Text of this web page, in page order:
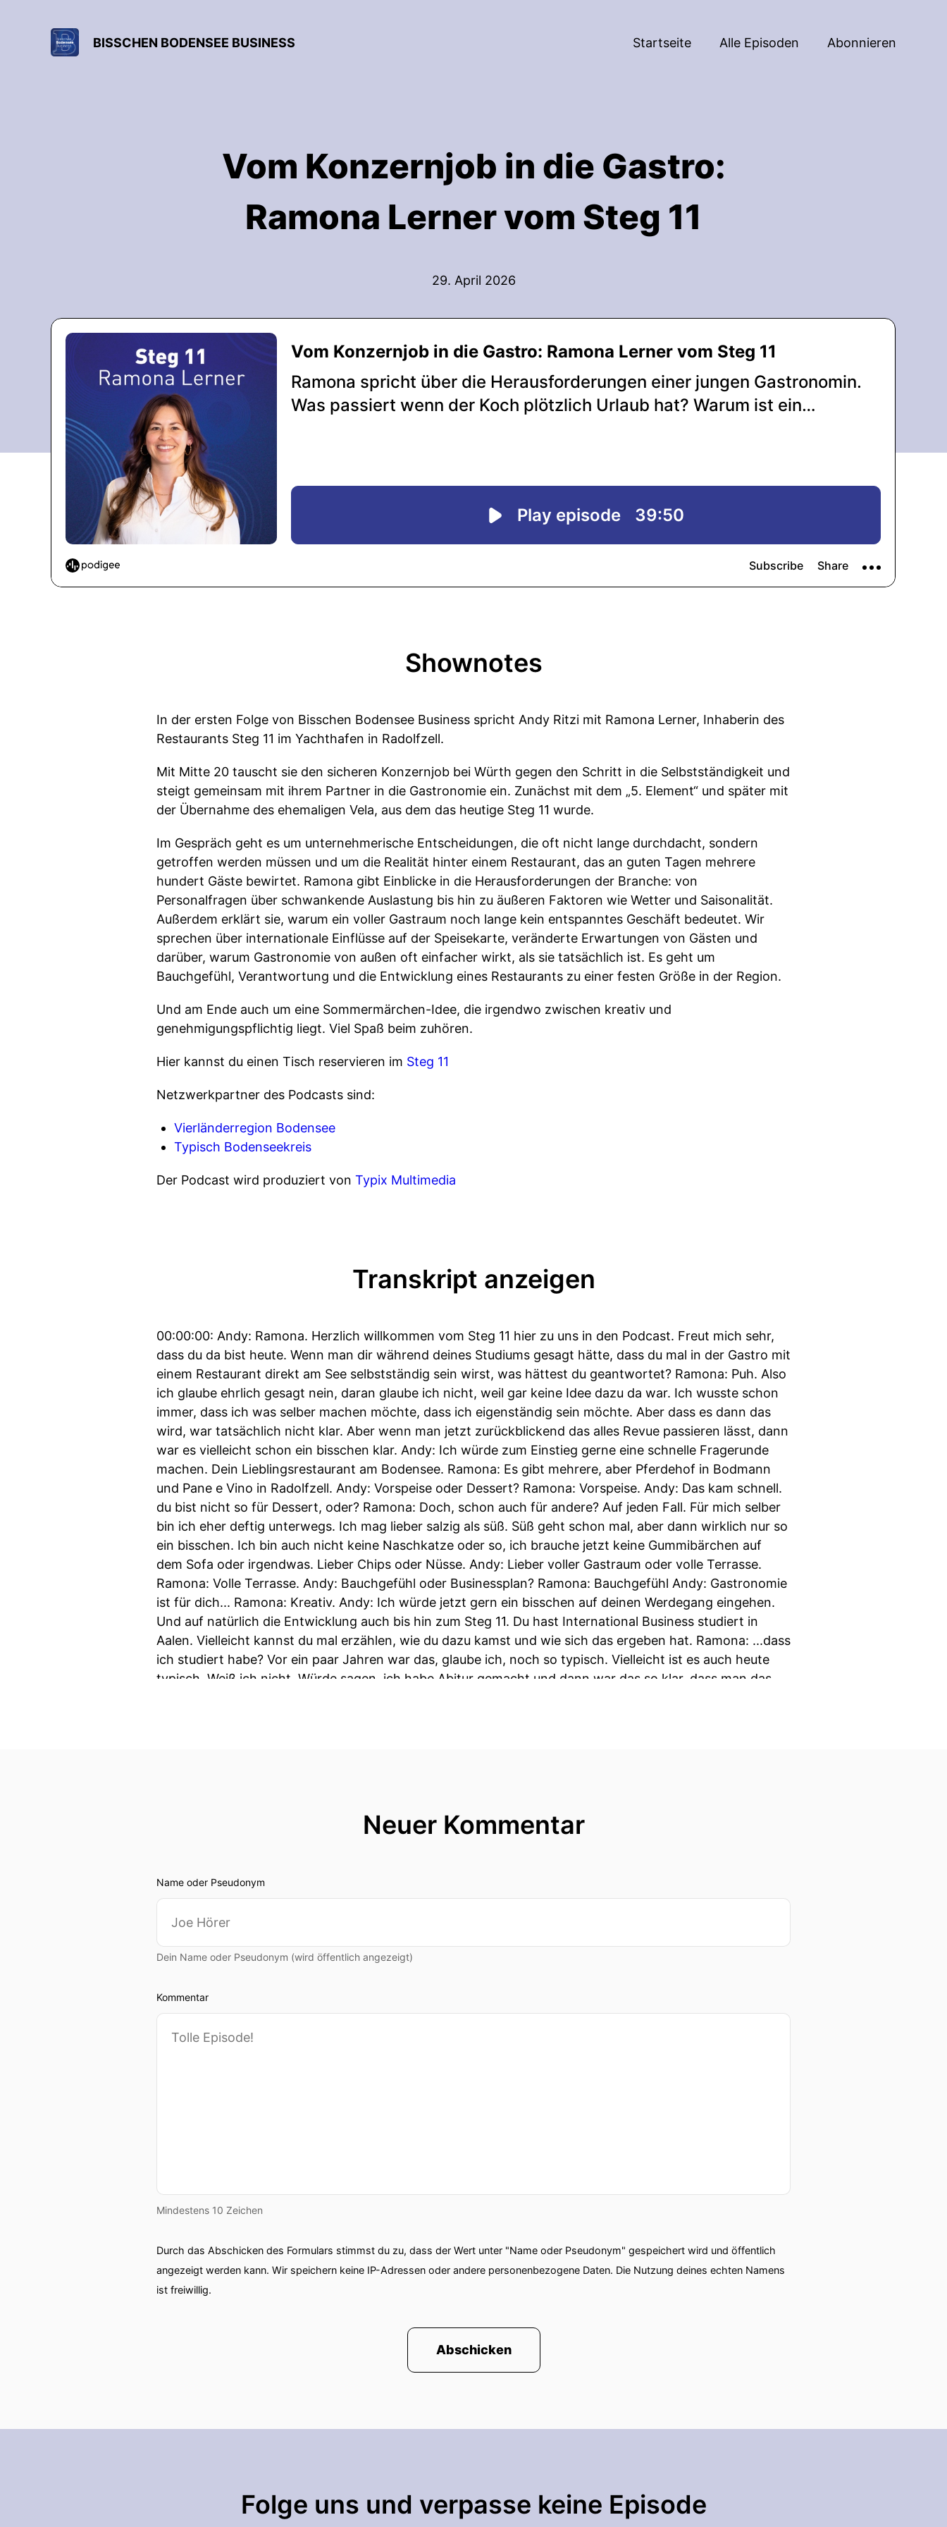
BISSCHEN BODENSEE BUSINESS Startseite Alle Episoden Abonnieren
Vom Konzernjob in die Gastro:
Ramona Lerner vom Steg 11
29. April 2026
Shownotes
In der ersten Folge von Bisschen Bodensee Business spricht Andy Ritzi mit Ramona Lerner, Inhaberin des
Restaurants Steg 11 im Yachthafen in Radolfzell.
Mit Mitte 20 tauscht sie den sicheren Konzernjob bei Würth gegen den Schritt in die Selbstständigkeit und
steigt gemeinsam mit ihrem Partner in die Gastronomie ein. Zunächst mit dem „5. Element“ und später mit
der Übernahme des ehemaligen Vela, aus dem das heutige Steg 11 wurde.
Im Gespräch geht es um unternehmerische Entscheidungen, die oft nicht lange durchdacht, sondern
getroffen werden müssen und um die Realität hinter einem Restaurant, das an guten Tagen mehrere
hundert Gäste bewirtet. Ramona gibt Einblicke in die Herausforderungen der Branche: von
Personalfragen über schwankende Auslastung bis hin zu äußeren Faktoren wie Wetter und Saisonalität.
Außerdem erklärt sie, warum ein voller Gastraum noch lange kein entspanntes Geschäft bedeutet. Wir
sprechen über internationale Einflüsse auf der Speisekarte, veränderte Erwartungen von Gästen und
darüber, warum Gastronomie von außen oft einfacher wirkt, als sie tatsächlich ist. Es geht um
Bauchgefühl, Verantwortung und die Entwicklung eines Restaurants zu einer festen Größe in der Region.
Und am Ende auch um eine Sommermärchen-Idee, die irgendwo zwischen kreativ und
genehmigungspflichtig liegt. Viel Spaß beim zuhören.
Hier kannst du einen Tisch reservieren im Steg 11
Netzwerkpartner des Podcasts sind:
Vierländerregion Bodensee
Typisch Bodenseekreis
Der Podcast wird produziert von Typix Multimedia
Transkript anzeigen
00:00:00: Andy: Ramona. Herzlich willkommen vom Steg 11 hier zu uns in den Podcast. Freut mich sehr, dass du da bist heute. Wenn man dir während deines Studiums gesagt hätte, dass du mal in der Gastro mit einem Restaurant direkt am See selbstständig sein wirst, was hättest du geantwortet? Ramona: Puh. Also ich glaube ehrlich gesagt nein, daran glaube ich nicht, weil gar keine Idee dazu da war. Ich wusste schon immer, dass ich was selber machen möchte, dass ich eigenständig sein möchte. Aber dass es dann das wird, war tatsächlich nicht klar. Aber wenn man jetzt zurückblickend das alles Revue passieren lässt, dann war es vielleicht schon ein bisschen klar. Andy: Ich würde zum Einstieg gerne eine schnelle Fragerunde machen. Dein Lieblingsrestaurant am Bodensee. Ramona: Es gibt mehrere, aber Pferdehof in Bodmann und Pane e Vino in Radolfzell. Andy: Vorspeise oder Dessert? Ramona: Vorspeise. Andy: Das kam schnell. du bist nicht so für Dessert, oder? Ramona: Doch, schon auch für andere? Auf jeden Fall. Für mich selber bin ich eher deftig unterwegs. Ich mag lieber salzig als süß. Süß geht schon mal, aber dann wirklich nur so ein bisschen. Ich bin auch nicht keine Naschkatze oder so, ich brauche jetzt keine Gummibärchen auf dem Sofa oder irgendwas. Lieber Chips oder Nüsse. Andy: Lieber voller Gastraum oder volle Terrasse. Ramona: Volle Terrasse. Andy: Bauchgefühl oder Businessplan? Ramona: Bauchgefühl Andy: Gastronomie ist für dich... Ramona: Kreativ. Andy: Ich würde jetzt gern ein bisschen auf deinen Werdegang eingehen. Und auf natürlich die Entwicklung auch bis hin zum Steg 11. Du hast International Business studiert in Aalen. Vielleicht kannst du mal erzählen, wie du dazu kamst und wie sich das ergeben hat. Ramona: ...dass ich studiert habe? Vor ein paar Jahren war das, glaube ich, noch so typisch. Vielleicht ist es auch heute typisch. Weiß ich nicht. Würde sagen, ich habe Abitur gemacht und dann war das so klar, dass man das macht, dass man studieren geht. War irgendwie auch so ein bisschen Schluri in meiner Abizeit. Vielleicht kennt das der ein oder andere. Habe tatsächlich doch aufgrund von meinem Sprachentalent vielleicht so ein bisschen einen Studienplatz bekommen in Aalen. Und das war auch die oder damals eine der wenigen Unis oder FHs, die International Business angeboten haben. Also gerade mit internationalem Schwerpunkt. Das war mir schon sehr wichtig. Und dann hab ich das gemacht. Andy: Und warst du da auch im Ausland? Dann? Ramona: Ja, war ich. Andy: Okay. Wo warst du da? Ramona: Auf Teneriffa. Tatsächlich? Da ich Spanisch gelernt habe, in der Schule und auch im Studium. Und bin dann nach Teneriffa gegangen. Genau. Andy: Sehr schön. Was hast du da genau gemacht? Ramona: Immobilien. Andy: Ach ja, Spannend. Und dann hast du quasi international Business studiert und hast auch so ein Marketing Einschlag so ein bisschen gehabt. Ramona: Genau. Andy: Ist es Marketingthema? Und das, was du dort gelernt hast im Studium ist es immer noch was, wovon du jetzt noch profitierst und was du anwendest oder wo du dich daran erinnerst. Ramona: Ja, definitiv, würde ich sagen. Also auch des Mindset, dass man damals so ein bisschen, wie soll man das sagen, mitbekommen hat von den Profs. Da muss man natürlich auch Glück haben. War auf jeden Fall eine gute Sache und muss ich sagen, das ist so das Wichtigste, was mich da begleitet. Das offene Marketing und einfach immer was Neues zu machen und auch auch in Bezug auf KI zum Beispiel nicht einfach sagen wir sind ein Restaurant. Wie soll das funktionieren mit KI? Natürlich funktioniert das. Man kann auch einfach mal einfache Fragen stellen, wo man jetzt gerade keine Antwort drauf hat. Und ich glaube auch, ob es jetzt richtig oder falsch ist, das spielt gar keine Rolle. Aber einfach ein Stück weiterdenken. In dem Moment Andy: Spannend. Das heißt, hast du da ein konkretes Beispiel? Wenn du jetzt daran denkst, wie du KI im Alltag in deinem Restaurant nutzt? Ramona: Auch gerade in Bezug auf Marketing. Man hat eine Idee und hat keine Ahnung im ersten Moment, wie man das ausreifen soll, stellt einfach eine Frage. Natürlich ist auch immer die Frage, wie man die Frage stellt. Da bekommt man dann dementsprechend die Antworten auch. Und da kriegt man dann einfach vielleicht auch so ein paar Tipps, wo man dann weiterspinnen kann, ohne dass es jetzt auch richtig oder falsch sein muss. Wie immer halt bei KI. Das ist ja immer auch so ein Thema. Das muss man ja für sich selber entscheiden, was richtig und was falsch ist. Gerade beim Marketing und wie man das weiter ausbauen kann. Andy: Rezeptinspiration? Ramona: Definitiv. Auch wenn man mal nicht weiter weiß. Wenn da jetzt ein Gericht hat und ich sage okay, wir brauchen jetzt noch irgendeine Komponente. Mir fällt keine ein. Dann schreibe ich meine Idee da rein und dann sagt er mir ABC zum Beispiel. Und dann ist es auf jeden Fall auch eine gute Sache, wo man mit arbeiten kann. Andy: Ja, Cool, Jetzt hattest du ja dann mit diesem Studium eigentlich so ein bisschen den Weg vorbereitet in irgendein Corporate Beruf, also in irgendeinen Konzern rein oder irgend so eine Richtung einzuschlagen. Hast deine Bachelorarbeit bei Würth geschrieben? Wie war da so dein Eindruck, als du dann wirklich in so einem Unternehmen gearbeitet hast. Ramona: Also ich habe es geliebt, dort zu arbeiten, muss ich sagen. Das war auch so eine spontane Idee. Ich hatte eigentlich schon eine andere Stelle, die ich dann abgesagt habe und das Team dort war auch super. Das war inspirierend. Wie das funktioniert und was dort alles abgewickelt wird. Und für mich war immer klar für meinen weiteren Werdegang ich möchte nicht in einen großen Unternehmen gehen, weil mir das würde ich sagen damals wusste ich nicht, aber ich hätte einfach vom Gefühl her gesagt, das liegt mir nicht so auch Strukturen politisch etc. und habe dann gedacht, wenn ich es jetzt nicht ausprobiere, wenn ich noch so jung bin und gerade so einsteige, dann werde ich es nie tun. Und deshalb habe ich dann die Stelle dort angenommen und die andere abgesagt. Andy: Nachdem du die Bachelorarbeit dort geschrieben hast, dein Studium beendet hast, hast du dann auch direkt bei Würth angefangen zu arbeiten. Okay, in der Festanstellung waren Und wie lange warst du dort Ramona: Ein bisschen mehr als zwei Jahre. Andy: Und dann gab es irgendwann den Aha Moment. Oder ein Angebot. Oder wie kamst du dann dazu, zu sagen So, jetzt reicht es mir im Konzern, jetzt möchte ich wieder an den See Ramona: Also der Punkt, an den See zurückkommen war schon immer da. Dass ich einfach mehr nach dem Studium auch und nach der Arbeit dann einfach wieder zurück möchte. Auch Freunde, Familie etc.. Die Frage war immer nur wie? Und in meiner oder in meiner Arbeit war ich so schon zufrieden. Es war sehr vielfältig und es war in Ordnung. Aber ich wollte einfach mehr. Und da war dann die Frage Was mache ich jetzt? War da so ein bisschen sagen, ein bisschen am Schwimmen, wusste nicht, wohin meine Reise geht. Und dann habe ich überlegt, ob ich noch einen Master mache im Ausland oder ob ich noch irgendwie was anderes am See finde. Habe mich ein bisschen umgeschaut und dann kam das Angebot vom fünften Element damals. So aus dem Nichts. Andy: Okay, das heißt auf einmal ein Angebot Gastro zu machen, heißt jetzt etwas, was du eigentlich nicht gelernt hast, oder? Oder hattest du Erfahrung vorher im Gastrobereich? Ramona: Ja, ich habe schon immer in der Gastro gearbeitet, um Geld zu verdienen, so wie es viele tun. Damals mit fünfzehn angefangen und eigentlich durchgängig in der Gastro gearbeitet. Habe es immer geliebt, den Austausch mit Gästen und auch einfach die Arbeit an sich. Ja, und ich habe dann schon auch mal so einen Satz gesagt Entweder mache ich jetzt einen Master oder ich mache ein eigenes Restaurant. Das war halt, auch wenn es nur so dahingesagt war. Aber es war schon irgendwie so ein Traum. Aber jetzt nichts, was ich sagen würde. Ja, das habe ich jetzt forciert. Das war jetzt nicht, dass ich gesagt okay, da muss jetzt irgendwie was passieren. Aber meistens ist es ja das Beste, was man tun kann. Einfach laufen lassen. Andy: Ja, das hast du. Mit fünf und zwanzig hast du dich dann quasi selbstständig gemacht. Ramona: Ja. Andy: Wie war das so vom Gefühl her. Also das ist ja, wie du gerade gesagt hast. Bist du da eher so ein bisschen naiv rangegangen und hast gedacht schauen wir mal, was passiert? Oder hast du dir da schon Gedanken gemacht, wie kann das funktionieren, wie ist das für die Zukunft usw. Ramona: Ich glaube, wenn ich mir die Gedanken gemacht hätte, wie das in der Zukunft ist, dann hätte ich es nicht gemacht. Aber da ich nicht so ein nicht der Typ bin, der sich da viele Gedanken macht, bin ich da einfach ins kalte Wasser gesprungen und hab gedacht, es läuft schon irgendwie. Es war aufregend, es war spannend, es war neu und ich liebe neue Sachen. Ich mag es, mich irgendwo reinzufuchsen oder auch von anderen Menschen zu lernen. Und das hat dann tatsächlich stattgefunden. Also es war ein Reinkommen in einen bestehenden Betrieb und habe gelernt von meinen Mitarbeitern tatsächlich wie die Abläufe sind und dann natürlich im nächsten Stepp optimiert. Andy: Hast du da auch mal in der Küche gearbeitet oder hast du da mal im Service ausgeholfen? Ramona: Tatsächlich alles? Ja, es gab dann die Momente, wo dann ein Mitarbeiter gesagt hat Ja, er hat schon Urlaub eingereicht. Und dadurch, dass es eine Übernahme war, musste man das einfach akzeptieren. Und dann stand man halt mal kurz in der Küche und hat Pizza gebacken. Das gab es auch. Und natürlich Service. Eigentlich rund um die uhr Bar Service bei den Gästen sein. Andy: Ja, Wahnsinn. Spannend. Jetzt ist es ja auch wahrscheinlich so, wenn man so einen Gastraum oder so ein Restaurant anmietet oder pachtet. Das sind ja meistens auch keine Einjahresverträge, oder? Ramona: Nee, meistens ein bisschen länger. Andy: Okay, das heißt schon durchaus. Dann bewusst eine Unterschr
Neuer Kommentar
Name oder Pseudonym
Dein Name oder Pseudonym (wird öffentlich angezeigt)
Kommentar
Mindestens 10 Zeichen
Durch das Abschicken des Formulars stimmst du zu, dass der Wert unter "Name oder Pseudonym" gespeichert wird und öffentlich
angezeigt werden kann. Wir speichern keine IP-Adressen oder andere personenbezogene Daten. Die Nutzung deines echten Namens
ist freiwillig.
Abschicken
Folge uns und verpasse keine Episode